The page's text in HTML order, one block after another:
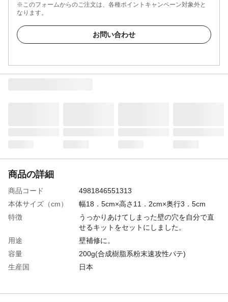
※このフォームからのご注文は、各種ポイントキャンペーン対象外と
なります。
お問い合わせ
商品の詳細
商品コード
4981846551313
本体サイズ（cm）
幅18．5cm×高さ11．2cm×奥行3．5cm
特徴
うっかりあけてしまった壁の穴を自分で直
せるキットをセットにしました。
用途
壁補修に。
容量
200g(合成樹脂系粉末速攻性パテ)
生産国
日本
適用下地
石こうボード、ベニヤ板